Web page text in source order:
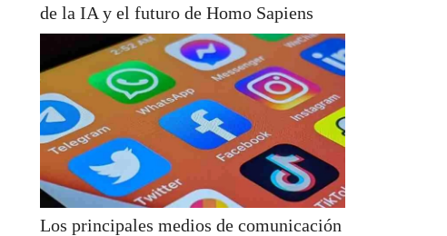
de la IA y el futuro de Homo Sapiens
Los principales medios de comunicación